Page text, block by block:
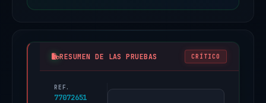
RESUMEN DE LAS PRUEBAS CRÍTICO
REF.
77072651
PhishDestroy